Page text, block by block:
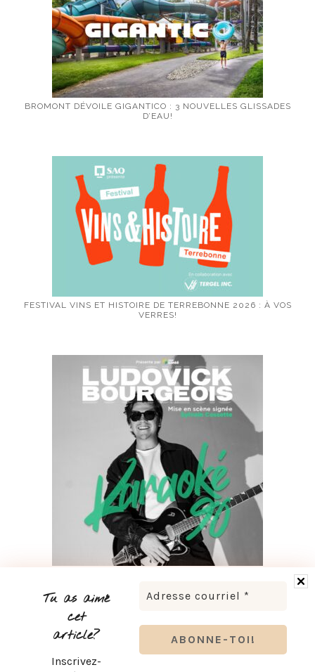
Tu as aimé
cet
article?
Inscrivez-
BROMONT DÉVOILE GIGANTICO : 3 NOUVELLES GLISSADES
D’EAU!
FESTIVAL VINS ET HISTOIRE DE TERREBONNE 2026 : À VOS
VERRES!